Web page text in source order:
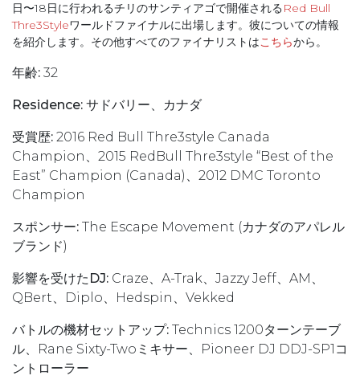
日〜18日に行われるチリのサンティアゴで開催される Red Bull
Thre3Styleワールドファイナルに出場します。彼についての情報
を紹介します。その他すべてのファイナリストはこちらから。
年齢: 32
Residence: サドバリー、カナダ
受賞歴: 2016 Red Bull Thre3style Canada
Champion、2015 RedBull Thre3style “Best of the
East” Champion (Canada)、2012 DMC Toronto
Champion
スポンサー: The Escape Movement (カナダのアパレル
ブランド)
影響を受けたDJ: Craze、A-Trak、Jazzy Jeff、AM、
QBert、Diplo、Hedspin、Vekked
バトルの機材セットアップ: Technics 1200ターンテーブ
ル、Rane Sixty-Twoミキサー、Pioneer DJ DDJ-SP1コ
ントローラー